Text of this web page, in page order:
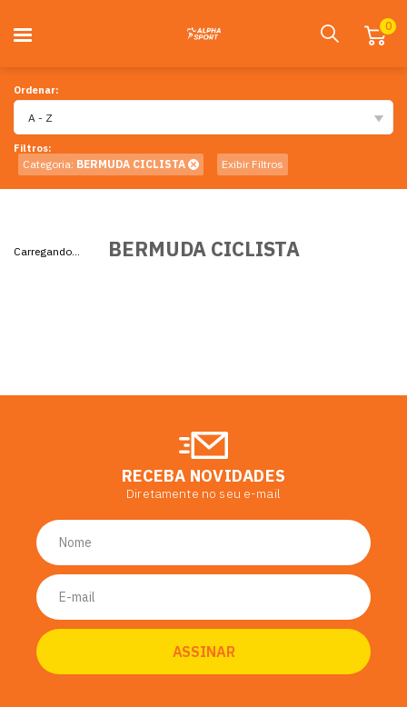
0
Ordenar:
A - Z
Filtros:
Categoria: BERMUDA CICLISTA Exibir Filtros
BERMUDA CICLISTA
Carregando...
RECEBA NOVIDADES
Diretamente no seu e-mail